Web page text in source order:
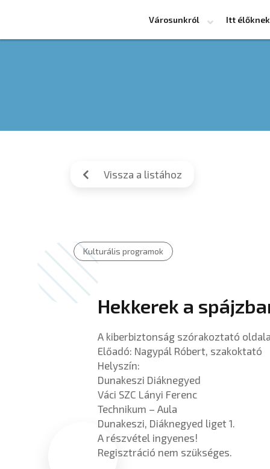
Városunkról Itt élőknek
Vissza a listához
Kulturális programok
Hekkerek a
A kiberbiztonság szórakoztató
Előadó: Nagypál Róbert, szakoktató
Helyszín:
Dunakeszi Diáknegyed
Váci SZC Lányi Ferenc
Technikum – Aula
Dunakeszi, Diáknegyed liget 1.
A részvétel ingyenes!
Regisztráció nem szükséges.